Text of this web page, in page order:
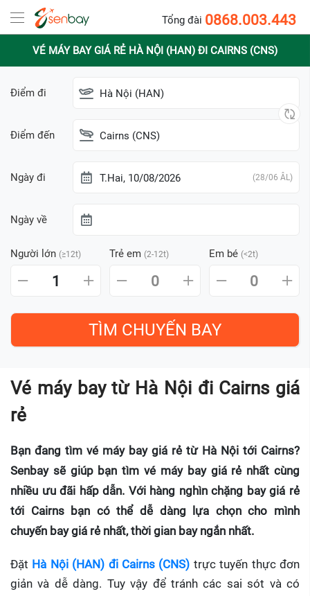
Tổng đài 0868.003.443
VÉ MÁY BAY GIÁ RẺ HÀ NỘI (HAN) ĐI CAIRNS (CNS)
Điểm đi Hà Nội (HAN)
Điểm đến Cairns (CNS)
Ngày đi T.Hai, 10/08/2026 (28/06 ÂL)
Ngày về
Người lớn (≥12t) Trẻ em (2-12t) Em bé (<2t)
1 0 0
Vé máy bay từ Hà Nội đi Cairns giá
rẻ
Bạn đang tìm vé máy bay giá rẻ từ Hà Nội tới Cairns?
Senbay sẽ giúp bạn tìm vé máy bay giá rẻ nhất cùng
nhiều ưu đãi hấp dẫn. Với hàng nghìn chặng bay giá rẻ
tới Cairns bạn có thể dễ dàng lựa chọn cho mình
chuyến bay giá rẻ nhất, thời gian bay ngắn nhất.
Đặt Hà Nội (HAN) đi Cairns (CNS) trực tuyến thực đơn
giản và dễ dàng. Tuy vậy để tránh các sai sót và có